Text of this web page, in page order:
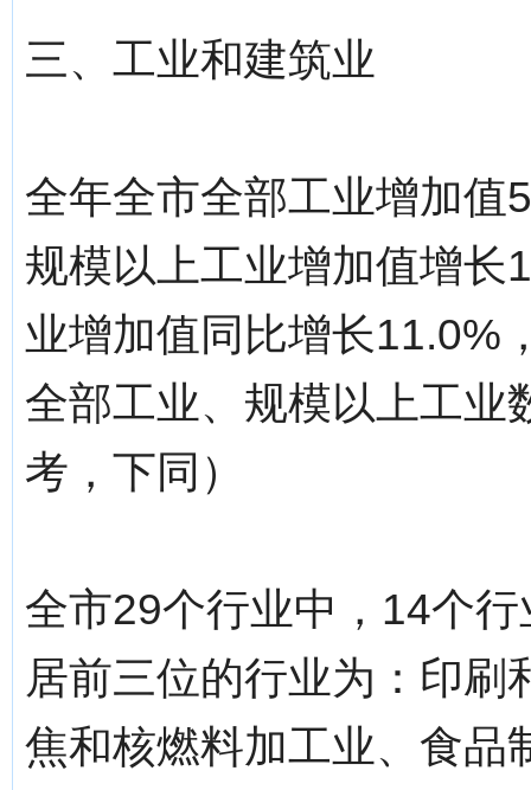
三、工业和建筑业
全年全市全部工业增加值
规模以上工业增加值增长
业增加值同比增长11.0%
全部工业、规模以上工业
考，下同）
全市29个行业中，14个
居前三位的行业为：印
焦和核燃料加工业、食品